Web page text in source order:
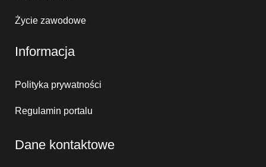
Życie zawodowe
Informacja
Polityka prywatności
Regulamin portalu
Dane kontaktowe